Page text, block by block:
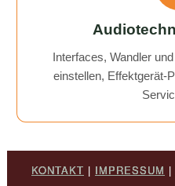
Interfaces, Wandler
einstellen, Effektgerät-
KONTAKT | IMPRESSUM |